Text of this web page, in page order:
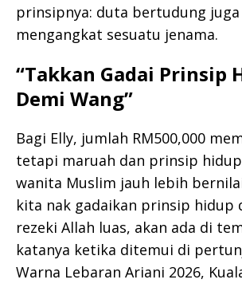
prinsipnya: duta bertudung
mengangkat sesuatu jenama.
“Takkan Gadai Prinsip
Demi Wang”
Bagi Elly, jumlah RM500,000
tetapi maruah dan prinsip
wanita Muslim jauh lebih
kita nak gadaikan prinsip hidup
rezeki Allah luas, akan ada di
katanya ketika ditemui di
Warna Lebaran Ariani 2026,